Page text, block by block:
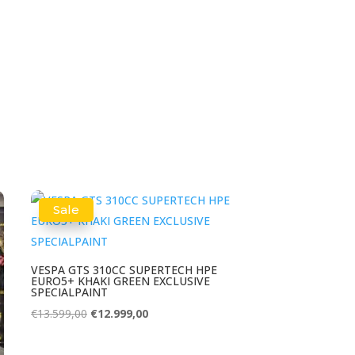
Sale
VESPA GTS 310CC SUPERTECH HPE
EURO5+ KHAKI GREEN EXCLUSIVE
SPECIALPAINT
€13.599,00 Oorspronkelijke
€12.999,00Huidige